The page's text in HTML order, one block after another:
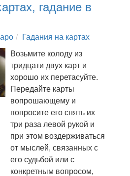
гадание в
Гадания на картах
Возьмите колоду из
тридцати двух карт и
хорошо их перетасуйте.
Передайте карты
вопрошающему и
попросите его снять их
три раза левой рукой и
при этом воздерживаться
от мыслей, связанных с
его судьбой или с
конкретным вопросом,